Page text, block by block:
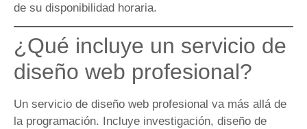
de su disponibilidad horaria.
¿Qué incluye un servicio de
diseño web profesional?
Un servicio de diseño web profesional va más allá de
la programación. Incluye investigación, diseño de